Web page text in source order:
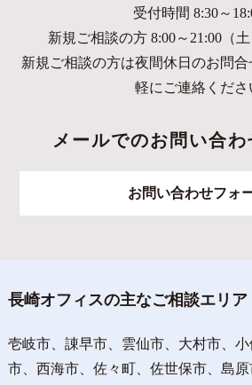
受付時間 8:30～
新規ご相談の方 8:00～21:00（
新規ご相談の方は夜間休日のお問
軽にご連絡くださ
メールでのお問い合わ
お問い合わせフォ
長崎オフィスの主なご相談エリア
壱岐市、諌早市、雲仙市、大村市、
市、西海市、佐々町、佐世保市、島